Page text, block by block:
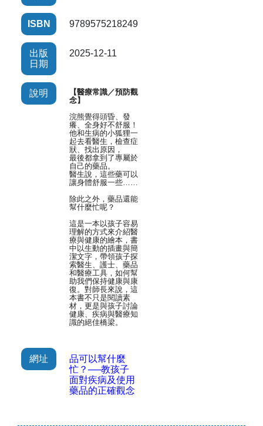
ISBN 9789575218249
出版
日期
2025-12-11
說明
【醫療常識／預防觀
念】
浣熊覺得頭昏、發
癢、全身好不舒服！
他和生病的小狐狸一
起去看醫生，檢查症
狀、找出原因，
最後都拿到了專屬於
自己的藥品。
醫生說，這些藥可以
讓身體舒服一些……
除此之外，藥品還能
幫什麼忙呢？
這是一本以孩子容易
理解的方式來介紹醫
療與健康的繪本，書
中以生動的插畫與簡
潔文字，帶領孩子探
索醫生、護士、藥品
和醫療工具，如何幫
助我們保持健康與康
復。對師長來說，這
本書不只是閱讀素
材，更是與孩子討論
健康、疾病與醫療知
識的絕佳橋梁。
網址
品可以幫什麼
忙？──教孩子
面對疾病及使用
藥品的正確觀念